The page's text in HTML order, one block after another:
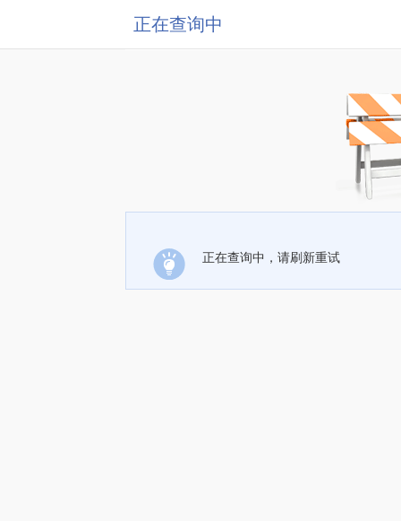
正在查询中
正在查询中，请刷新重试